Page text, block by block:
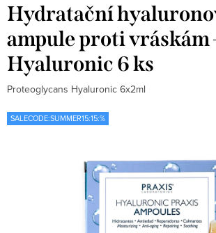
Hydratační
ampule proti vráskám
Hyaluronic 6 ks
Proteoglycans Hyaluronic 6x2ml
SALECODE:SUMMER15:15:%